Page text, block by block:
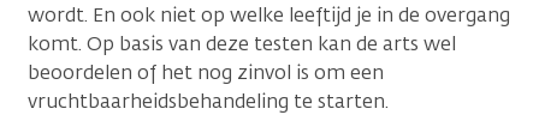
wordt. En ook niet op welke leeftijd je in de overgang
komt. Op basis van deze testen kan de arts wel
beoordelen of het nog zinvol is om een
vruchtbaarheidsbehandeling te starten.